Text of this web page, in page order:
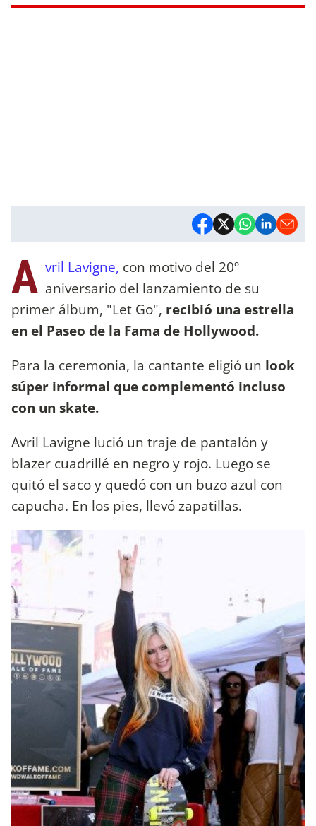
A vril Lavigne, con motivo del 20º
aniversario del lanzamiento de su
primer álbum, "Let Go", recibió una estrella
en el Paseo de la Fama de Hollywood.
Para la ceremonia, la cantante eligió un look
súper informal que complementó incluso
con un skate.
Avril Lavigne lució un traje de pantalón y
blazer cuadrillé en negro y rojo. Luego se
quitó el saco y quedó con un buzo azul con
capucha. En los pies, llevó zapatillas.